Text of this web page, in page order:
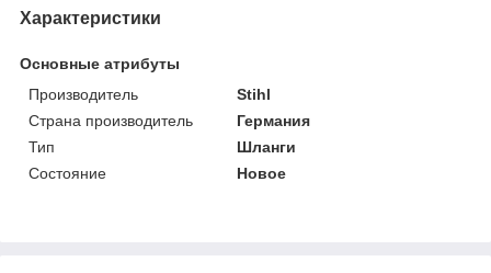
Характеристики
Основные атрибуты
Производитель
Stihl
Страна производитель
Германия
Тип
Шланги
Состояние
Новое